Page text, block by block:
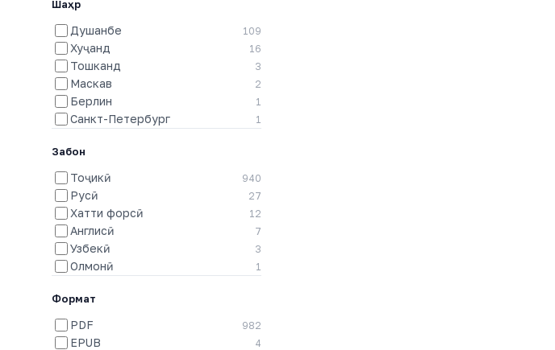
Шаҳр
Душанбе 109
Хуҷанд 16
Тошканд 3
Маскав 2
Берлин 1
Санкт-Петербург 1
Забон
Тоҷикӣ 940
Русӣ 27
Хатти форсӣ 12
Англисӣ 7
Узбекӣ 3
Олмонӣ 1
Формат
PDF 982
EPUB 4